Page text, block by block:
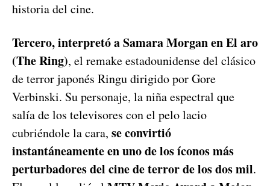
historia del cine.
Tercero, interpretó a Samara Morgan en El aro
(The Ring), el remake estadounidense del clásico
de terror japonés Ringu dirigido por Gore
Verbinski. Su personaje, la niña espectral que
salía de los televisores con el pelo lacio
cubriéndole la cara, se convirtió
instantáneamente en uno de los íconos más
perturbadores del cine de terror de los dos mil.